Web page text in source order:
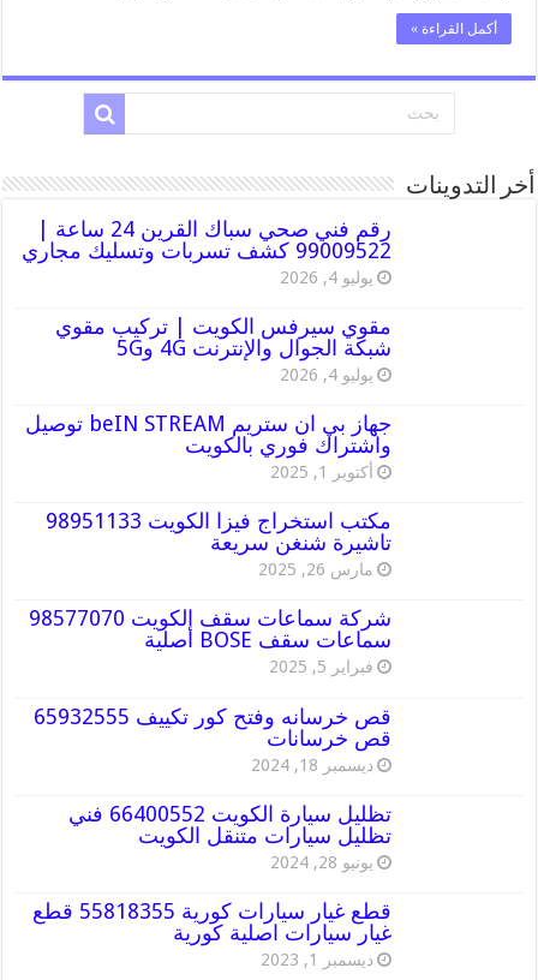
أكمل القراءة »
أخر التدوينات
رقم فني صحي سباك القرين 24 ساعة |
99009522 كشف تسربات وتسليك مجاري
يوليو 4, 2026
مقوي سيرفس الكويت | تركيب مقوي
شبكة الجوال والإنترنت 4G و5G
يوليو 4, 2026
جهاز بي ان ستريم beIN STREAM توصيل
واشتراك فوري بالكويت
أكتوبر 1, 2025
مكتب استخراج فيزا الكويت 98951133
تاشيرة شنغن سريعة
مارس 26, 2025
شركة سماعات سقف الكويت 98577070
سماعات سقف BOSE أصلية
فبراير 5, 2025
قص خرسانه وفتح كور تكييف 65932555
قص خرسانات
ديسمبر 18, 2024
تظليل سيارة الكويت 66400552 فني
تظليل سيارات متنقل الكويت
يونيو 28, 2024
قطع غيار سيارات كورية 55818355 قطع
غيار سيارات اصلية كورية
ديسمبر 1, 2023